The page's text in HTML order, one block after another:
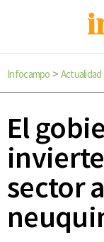
Infocampo > Actualidad
El
sector